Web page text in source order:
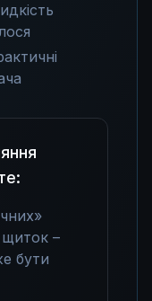
щиток –
бути